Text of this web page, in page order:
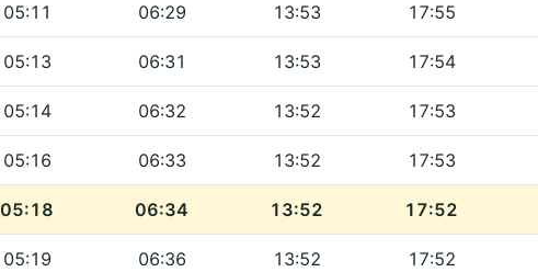
05:11 06:29 13:53 17:55
05:13 06:31 13:53 17:54
05:14 06:32 13:52 17:53
05:16 06:33 13:52 17:53
05:18 06:34 13:52 17:52
05:19 06:36 13:52 17:52